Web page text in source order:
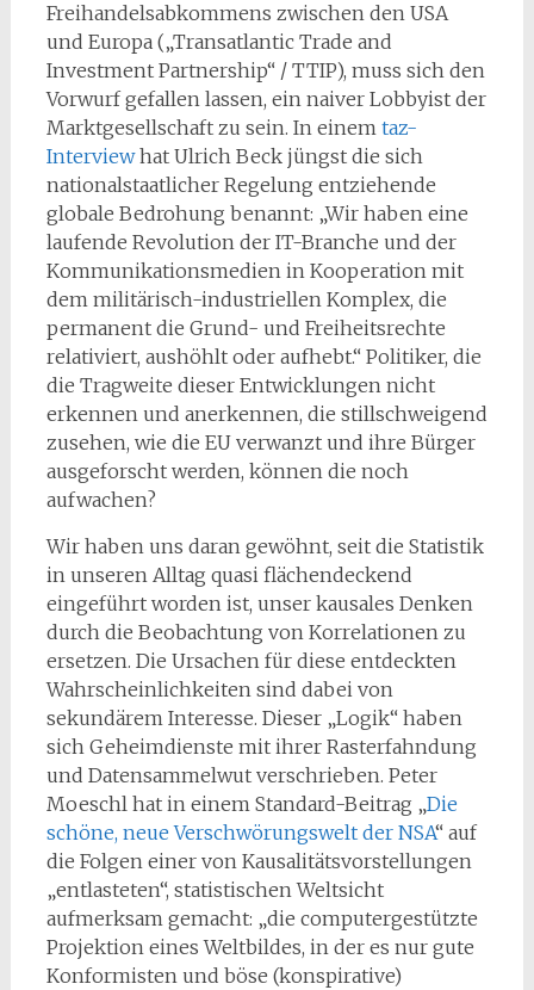
Freihandelsabkommens zwischen den USA
und Europa („Transatlantic Trade and
Investment Partnership“ / TTIP), muss sich den
Vorwurf gefallen lassen, ein naiver Lobbyist der
Marktgesellschaft zu sein. In einemtaz-
Interviewhat Ulrich Beck jüngst die sich
nationalstaatlicher Regelung entziehende
globale Bedrohung benannt: „Wir haben eine
laufende Revolution der IT-Branche und der
Kommunikationsmedien in Kooperation mit
dem militärisch-industriellen Komplex, die
permanent die Grund- und Freiheitsrechte
relativiert, aushöhlt oder aufhebt.“ Politiker, die
die Tragweite dieser Entwicklungen nicht
erkennen und anerkennen, die stillschweigend
zusehen, wie die EU verwanzt und ihre Bürger
ausgeforscht werden, können die noch
aufwachen?
Wir haben uns daran gewöhnt, seit die Statistik
in unseren Alltag quasi flächendeckend
eingeführt worden ist, unser kausales Denken
durch die Beobachtung von Korrelationen zu
ersetzen. Die Ursachen für diese entdeckten
Wahrscheinlichkeiten sind dabei von
sekundärem Interesse. Dieser „Logik“ haben
sich Geheimdienste mit ihrer Rasterfahndung
und Datensammelwut verschrieben. Peter
Moeschl hat in einem Standard-Beitrag „Die
schöne, neue Verschwörungswelt der NSA“ auf
die Folgen einer von Kausalitätsvorstellungen
„entlasteten“, statistischen Weltsicht
aufmerksam gemacht: „die computergestützte
Projektion eines Weltbildes, in der es nur gute
Konformisten und böse (konspirative)